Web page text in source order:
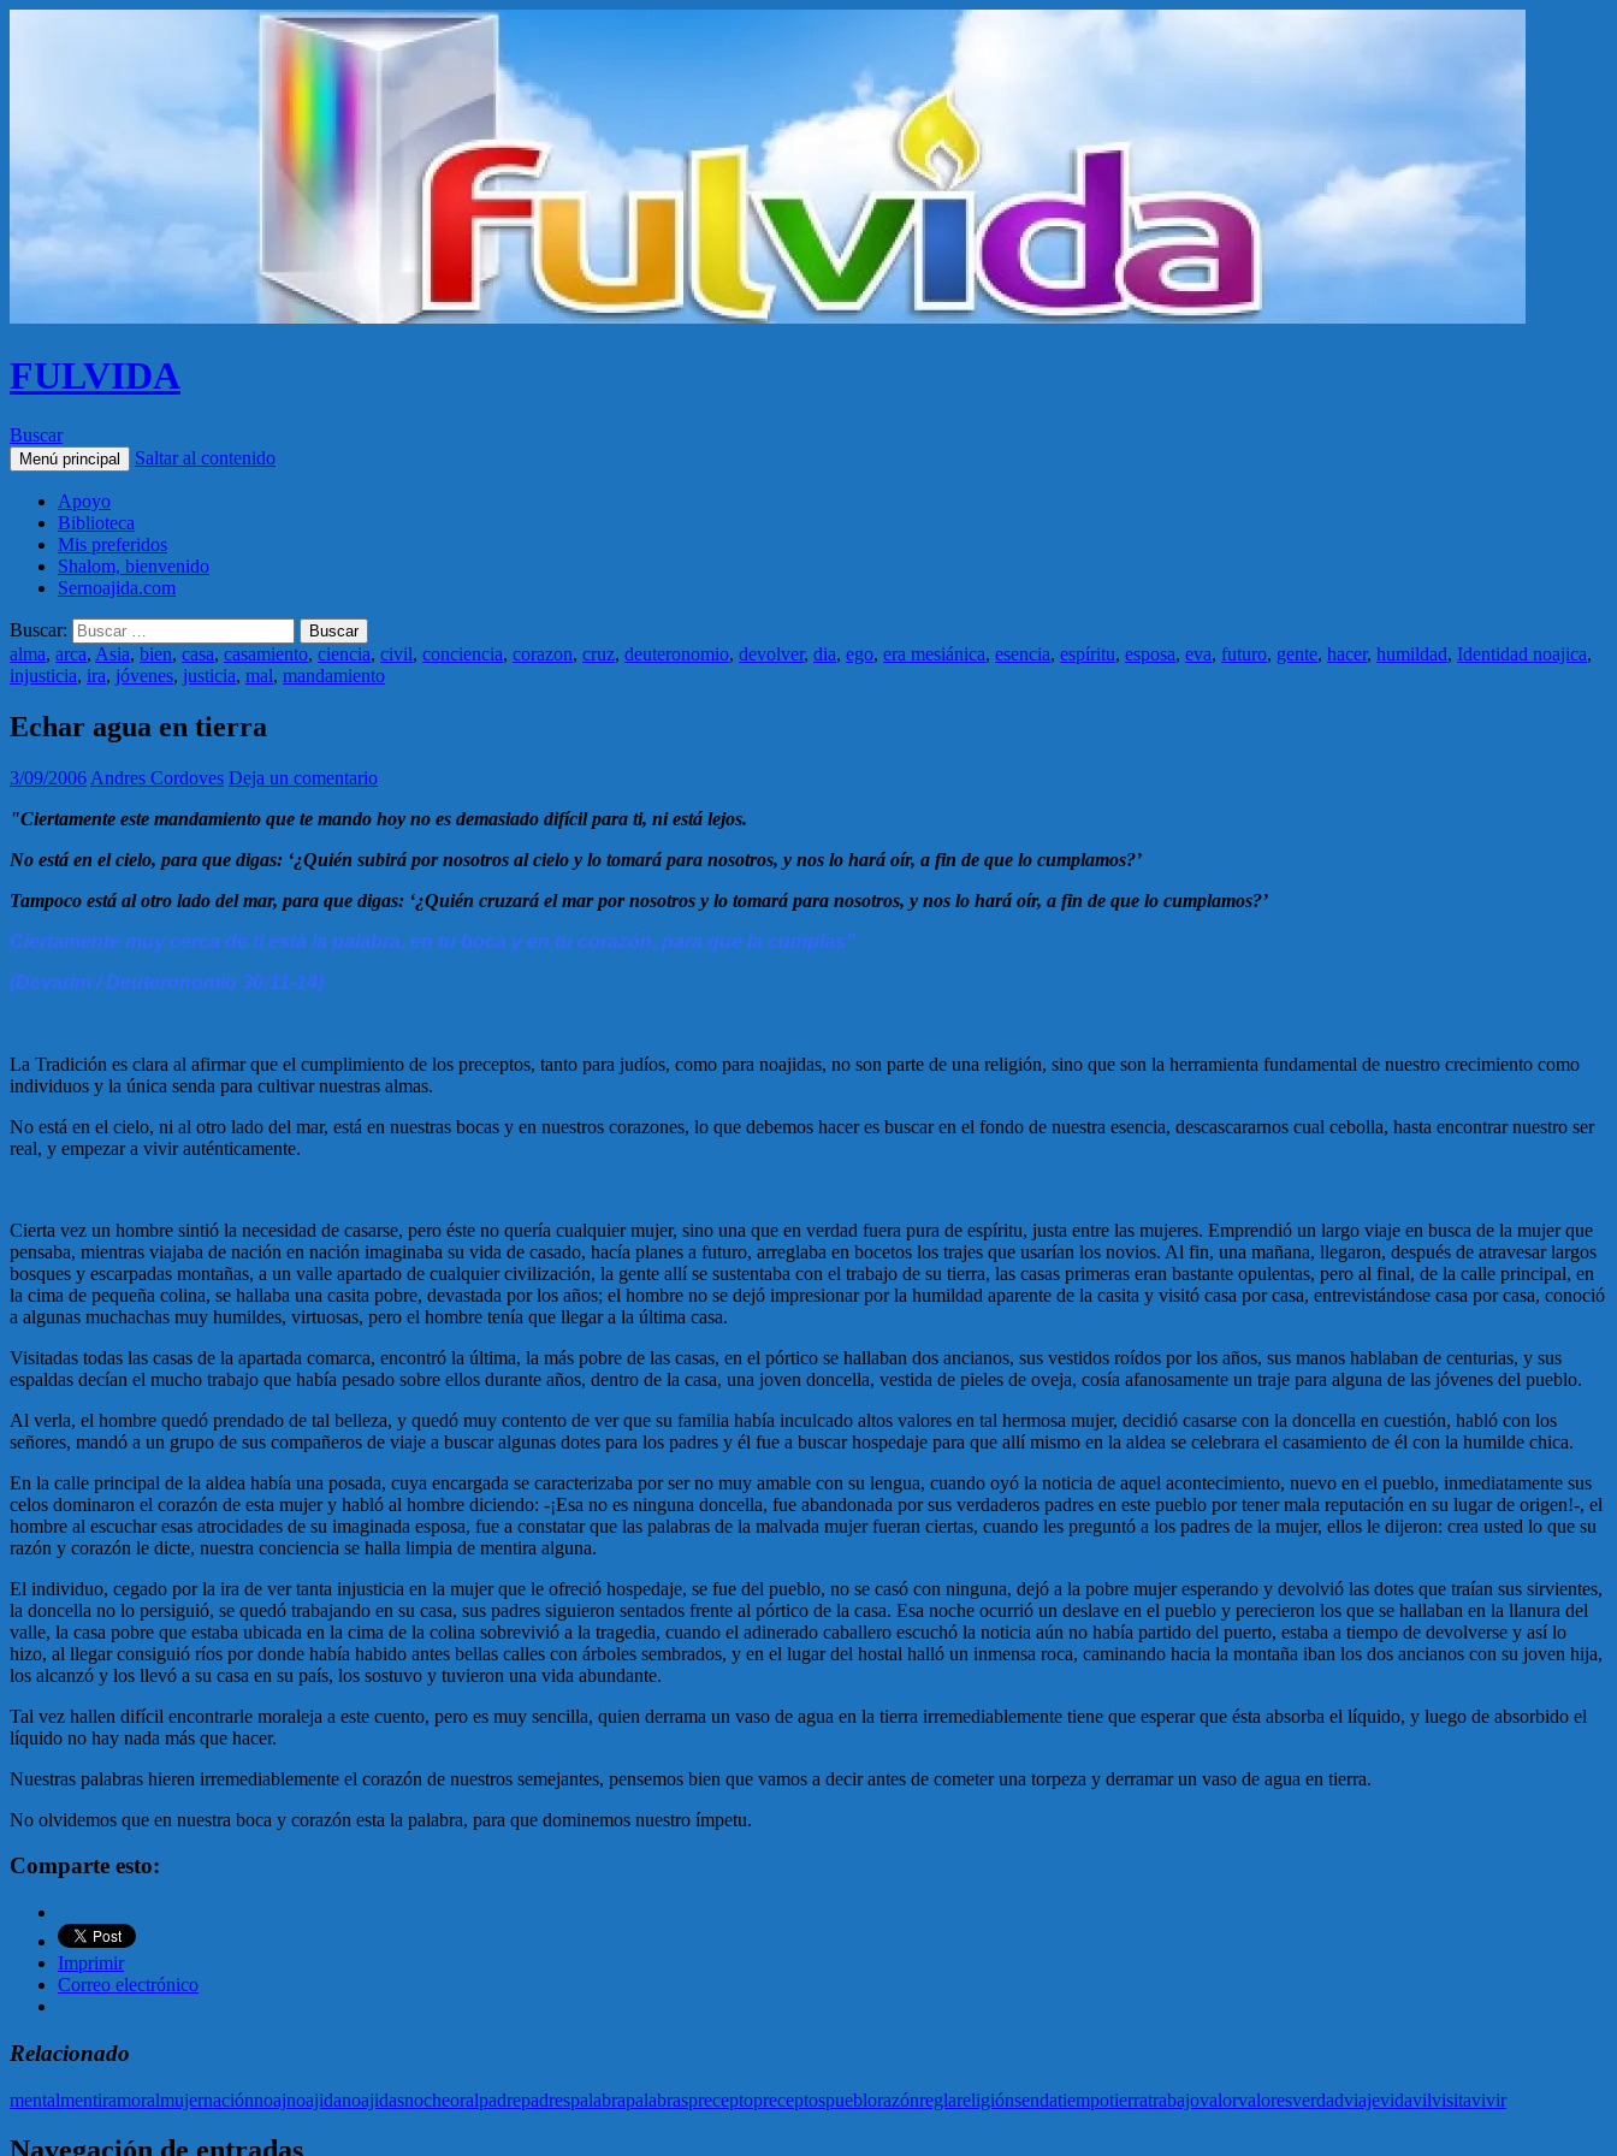
FULVIDA
Buscar
Menú principal Saltar al contenido
Apoyo
Biblioteca
Mis preferidos
Shalom, bienvenido
Sernoajida.com
Buscar:
alma, arca, Asia, bien, casa, casamiento, ciencia, civil, conciencia, corazon, cruz, deuteronomio, devolver, dia, ego, era mesiánica, esencia, espíritu, esposa, eva, futuro, gente, hacer, humildad, Identidad noajica,
injusticia, ira, jóvenes, justicia, mal, mandamiento
Echar agua en tierra
3/09/2006 Andres Cordoves Deja un comentario
"Ciertamente este mandamiento que te mando hoy no es demasiado difícil para ti, ni está lejos.
No está en el cielo, para que digas: ‘¿Quién subirá por nosotros al cielo y lo tomará para nosotros, y nos lo hará oír, a fin de que lo cumplamos?’
Tampoco está al otro lado del mar, para que digas: ‘¿Quién cruzará el mar por nosotros y lo tomará para nosotros, y nos lo hará oír, a fin de que lo cumplamos?’
Ciertamente muy cerca de ti está la palabra, en tu boca y en tu corazón, para que la cumplas"
(Devarim / Deuteronomio 30:11-14)
La Tradición es clara al afirmar que el cumplimiento de los preceptos, tanto para judíos, como para noajidas, no son parte de una religión, sino que son la herramienta fundamental de nuestro crecimiento como
individuos y la única senda para cultivar nuestras almas.
No está en el cielo, ni al otro lado del mar, está en nuestras bocas y en nuestros corazones, lo que debemos hacer es buscar en el fondo de nuestra esencia, descascararnos cual cebolla, hasta encontrar nuestro ser
real, y empezar a vivir auténticamente.
Cierta vez un hombre sintió la necesidad de casarse, pero éste no quería cualquier mujer, sino una que en verdad fuera pura de espíritu, justa entre las mujeres. Emprendió un largo viaje en busca de la mujer que
pensaba, mientras viajaba de nación en nación imaginaba su vida de casado, hacía planes a futuro, arreglaba en bocetos los trajes que usarían los novios. Al fin, una mañana, llegaron, después de atravesar largos
bosques y escarpadas montañas, a un valle apartado de cualquier civilización, la gente allí se sustentaba con el trabajo de su tierra, las casas primeras eran bastante opulentas, pero al final, de la calle principal, en
la cima de pequeña colina, se hallaba una casita pobre, devastada por los años; el hombre no se dejó impresionar por la humildad aparente de la casita y visitó casa por casa, entrevistándose casa por casa, conoció
a algunas muchachas muy humildes, virtuosas, pero el hombre tenía que llegar a la última casa.
Visitadas todas las casas de la apartada comarca, encontró la última, la más pobre de las casas, en el pórtico se hallaban dos ancianos, sus vestidos roídos por los años, sus manos hablaban de centurias, y sus
espaldas decían el mucho trabajo que había pesado sobre ellos durante años, dentro de la casa, una joven doncella, vestida de pieles de oveja, cosía afanosamente un traje para alguna de las jóvenes del pueblo.
Al verla, el hombre quedó prendado de tal belleza, y quedó muy contento de ver que su familia había inculcado altos valores en tal hermosa mujer, decidió casarse con la doncella en cuestión, habló con los
señores, mandó a un grupo de sus compañeros de viaje a buscar algunas dotes para los padres y él fue a buscar hospedaje para que allí mismo en la aldea se celebrara el casamiento de él con la humilde chica.
En la calle principal de la aldea había una posada, cuya encargada se caracterizaba por ser no muy amable con su lengua, cuando oyó la noticia de aquel acontecimiento, nuevo en el pueblo, inmediatamente sus
celos dominaron el corazón de esta mujer y habló al hombre diciendo: -¡Esa no es ninguna doncella, fue abandonada por sus verdaderos padres en este pueblo por tener mala reputación en su lugar de origen!-, el
hombre al escuchar esas atrocidades de su imaginada esposa, fue a constatar que las palabras de la malvada mujer fueran ciertas, cuando les preguntó a los padres de la mujer, ellos le dijeron: crea usted lo que su
razón y corazón le dicte, nuestra conciencia se halla limpia de mentira alguna.
El individuo, cegado por la ira de ver tanta injusticia en la mujer que le ofreció hospedaje, se fue del pueblo, no se casó con ninguna, dejó a la pobre mujer esperando y devolvió las dotes que traían sus sirvientes,
la doncella no lo persiguió, se quedó trabajando en su casa, sus padres siguieron sentados frente al pórtico de la casa. Esa noche ocurrió un deslave en el pueblo y perecieron los que se hallaban en la llanura del
valle, la casa pobre que estaba ubicada en la cima de la colina sobrevivió a la tragedia, cuando el adinerado caballero escuchó la noticia aún no había partido del puerto, estaba a tiempo de devolverse y así lo
hizo, al llegar consiguió ríos por donde había habido antes bellas calles con árboles sembrados, y en el lugar del hostal halló un inmensa roca, caminando hacia la montaña iban los dos ancianos con su joven hija,
los alcanzó y los llevó a su casa en su país, los sostuvo y tuvieron una vida abundante.
Tal vez hallen difícil encontrarle moraleja a este cuento, pero es muy sencilla, quien derrama un vaso de agua en la tierra irremediablemente tiene que esperar que ésta absorba el líquido, y luego de absorbido el
líquido no hay nada más que hacer.
Nuestras palabras hieren irremediablemente el corazón de nuestros semejantes, pensemos bien que vamos a decir antes de cometer una torpeza y derramar un vaso de agua en tierra.
No olvidemos que en nuestra boca y corazón esta la palabra, para que dominemos nuestro ímpetu.
Comparte esto:
Imprimir
Correo electrónico
Relacionado
mentalmentiramoralmujernaciónnoajnoajidanoajidasnocheoralpadrepadrespalabrapalabraspreceptopreceptospueblorazónreglareligiónsendatiempotierratrabajovalorvaloresverdadviajevidavilvisitavivir